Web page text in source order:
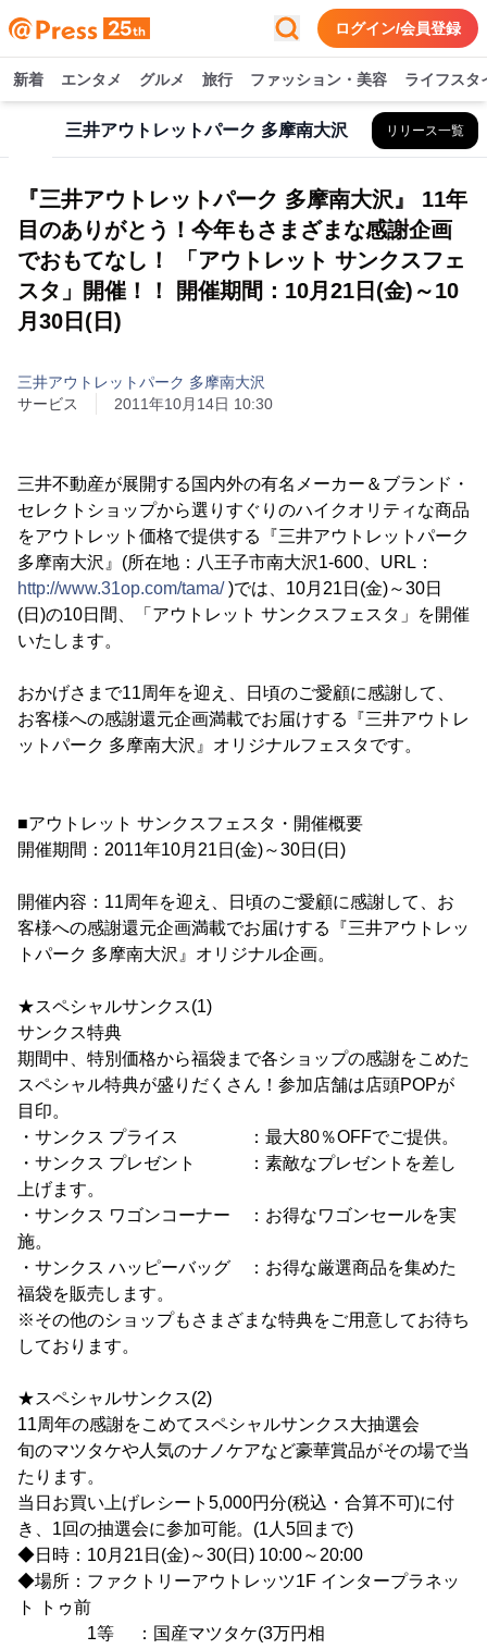
ログイン/会員登録
新着 エンタメ グルメ 旅行 ファッション・美容 ライフスタ
三井アウトレットパーク 多摩南大沢 リリース一覧
『三井アウトレットパーク 多摩南大沢』 11年
目のありがとう！今年もさまざまな感謝企画
でおもてなし！ 「アウトレット サンクスフェ
スタ」開催！！ 開催期間：10月21日(金)～10
月30日(日)
三井アウトレットパーク 多摩南大沢
サービス
2011年10月14日 10:30
三井不動産が展開する国内外の有名メーカー＆ブランド・
セレクトショップから選りすぐりのハイクオリティな商品
をアウトレット価格で提供する『三井アウトレットパーク
多摩南大沢』(所在地：八王子市南大沢1-600、URL：
http://www.31op.com/tama/)では、10月21日(金)～30日
(日)の10日間、「アウトレット サンクスフェスタ」を開催
いたします。
おかげさまで11周年を迎え、日頃のご愛顧に感謝して、
お客様への感謝還元企画満載でお届けする『三井アウトレ
ットパーク 多摩南大沢』オリジナルフェスタです。
■アウトレット サンクスフェスタ・開催概要
開催期間：2011年10月21日(金)～30日(日)
開催内容：11周年を迎え、日頃のご愛顧に感謝して、お
客様への感謝還元企画満載でお届けする『三井アウトレッ
トパーク 多摩南大沢』オリジナル企画。
★スペシャルサンクス(1)
サンクス特典
期間中、特別価格から福袋まで各ショップの感謝をこめた
スペシャル特典が盛りだくさん！参加店舗は店頭POPが
目印。
・サンクス プライス ：最大80％OFFでご提供。
・サンクス プレゼント ：素敵なプレゼントを差し
上げます。
・サンクス ワゴンコーナー ：お得なワゴンセールを実
施。
・サンクス ハッピーバッグ ：お得な厳選商品を集めた
福袋を販売します。
※その他のショップもさまざまな特典をご用意してお待ち
しております。
★スペシャルサンクス(2)
11周年の感謝をこめてスペシャルサンクス大抽選会
旬のマツタケや人気のナノケアなど豪華賞品がその場で当
たります。
当日お買い上げレシート5,000円分(税込・合算不可)に付
き、1回の抽選会に参加可能。(1人5回まで)
◆日時：10月21日(金)～30(日) 10:00～20:00
◆場所：ファクトリーアウトレッツ1F インタープラネッ
ト トゥ前
1等 ：国産マツタケ(3万円相